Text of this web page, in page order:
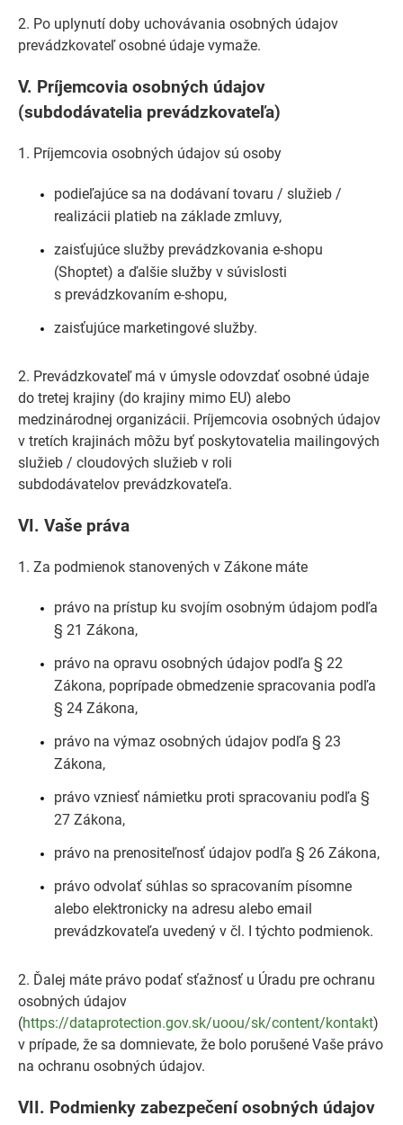
2. Po uplynutí doby uchovávania osobných údajov
prevádzkovateľ osobné údaje vymaže.
V. Príjemcovia osobných údajov
(subdodávatelia prevádzkovateľa)
1. Príjemcovia osobných údajov sú osoby
podieľajúce sa na dodávaní tovaru / služieb /
realizácii platieb na základe zmluvy,
zaisťujúce služby prevádzkovania e-shopu
(Shoptet) a ďalšie služby v súvislosti
s prevádzkovaním e-shopu,
zaisťujúce marketingové služby.
2. Prevádzkovateľ má v úmysle odovzdať osobné údaje
do tretej krajiny (do krajiny mimo EU) alebo
medzinárodnej organizácii. Príjemcovia osobných údajov
v tretích krajinách môžu byť poskytovatelia mailingových
služieb / cloudových služieb v roli
subdodávatelov prevádzkovateľa.
VI. Vaše práva
1. Za podmienok stanovených v Zákone máte
právo na prístup ku svojím osobným údajom podľa
§ 21 Zákona,
právo na opravu osobných údajov podľa § 22
Zákona, poprípade obmedzenie spracovania podľa
§ 24 Zákona,
právo na výmaz osobných údajov podľa § 23
Zákona,
právo vzniesť námietku proti spracovaniu podľa §
27 Zákona,
právo na prenositeľnosť údajov podľa § 26 Zákona,
právo odvolať súhlas so spracovaním písomne
alebo elektronicky na adresu alebo email
prevádzkovateľa uvedený v čl. I týchto podmienok.
2. Ďalej máte právo podať sťažnosť u Úradu pre ochranu
osobných údajov
(https://dataprotection.gov.sk/uoou/sk/content/kontakt)
v prípade, že sa domnievate, že bolo porušené Vaše právo
na ochranu osobných údajov.
VII. Podmienky zabezpečení osobných údajov